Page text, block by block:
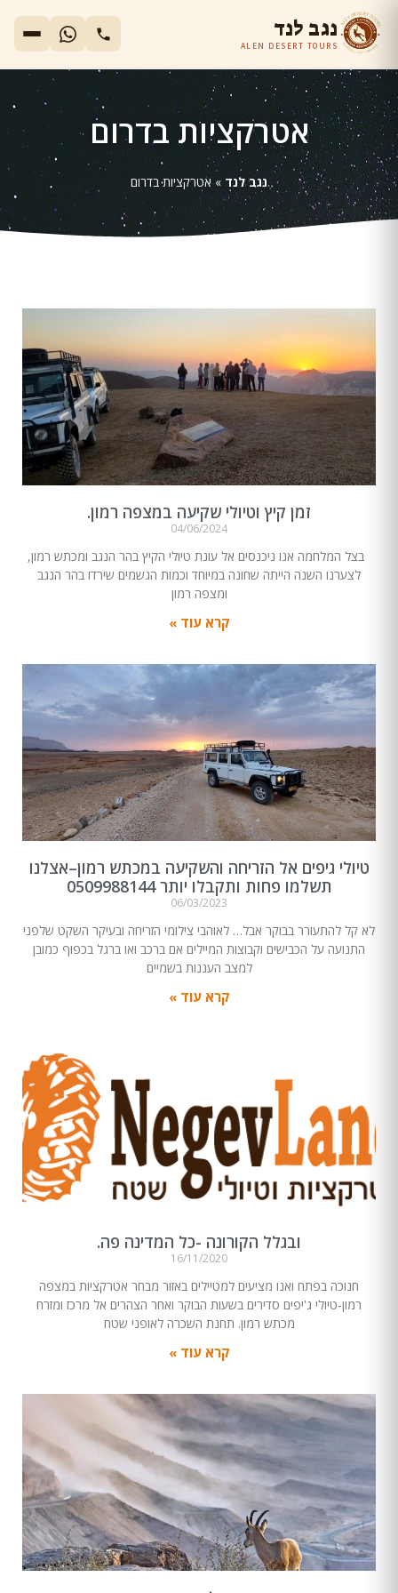
נגב לנד
ALEN DESERT TOURS
אטרקציות בדרום
נגב לנד »אטרקציות בדרום
זמן קיץ וטיולי שקיעה במצפה רמון.
04/06/2024
בצל המלחמה אנו ניכנסים אל עונת טיולי הקיץ בהר הנגב ומכתש רמון,
לצערנו השנה הייתה שחונה במיוחד וכמות הגשמים שירדו בהר הנגב
ומצפה רמון
קרא עוד »
טיולי גיפים אל הזריחה והשקיעה במכתש רמון–אצלנו
תשלמו פחות ותקבלו יותר 0509988144
06/03/2023
לא קל להתעורר בבוקר אבל… לאוהבי צילומי הזריחה ובעיקר השקט שלפני
התנועה על הכבישים וקבוצות המיילים אם ברכב ואו ברגל בכפוף כמובן
למצב העננות בשמיים
קרא עוד »
ובגלל הקורונה -כל המדינה פה.
16/11/2020
חנוכה בפתח ואנו מציעים למטיילים באזור מבחר אטרקציות במצפה
רמון-טיולי ג'יפים סדירים בשעות הבוקר ואחר הצהרים אל מרכז ומזרח
מכתש רמון. תחנת השכרה לאופני שטח
קרא עוד »